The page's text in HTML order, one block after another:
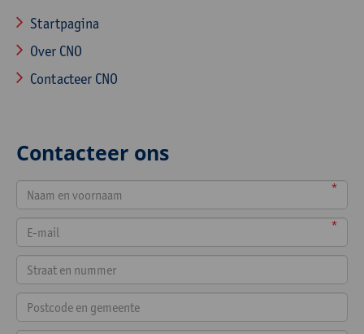
Startpagina
Over CNO
Contacteer CNO
Contacteer ons
*
*